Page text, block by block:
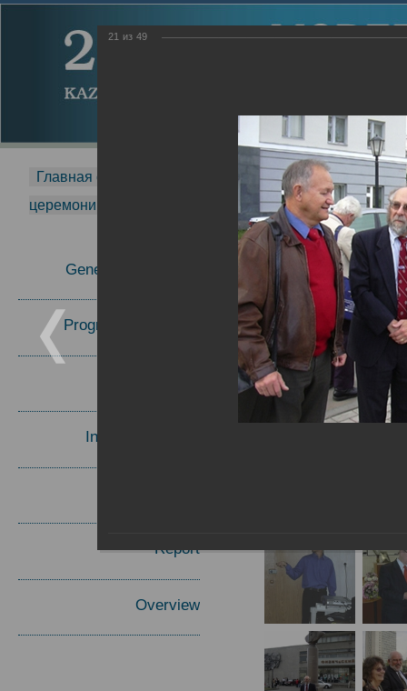
Главная страница 2014 - Международная
церемонии вручения премии Zavoisky Award - 2005 г.
General Information
Program Committee
Invited Speakers
Report
Overview
Report
2005 г.
16.08.2013
21 из 49